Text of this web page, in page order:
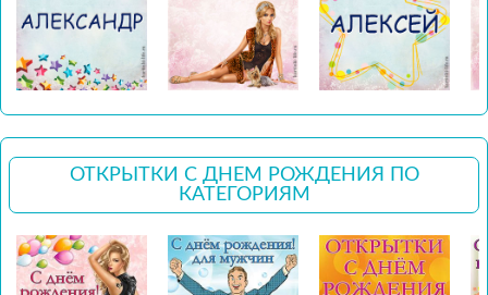
ОТКРЫТКИ С ДНЕМ РОЖДЕНИЯ ПО
КАТЕГОРИЯМ